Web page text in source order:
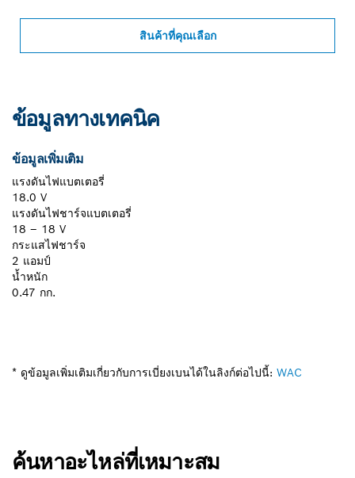
สินค้าที่คุณเลือก
ข้อมูลทางเทคนิค
ข้อมูลเพิ่มเติม
แรงดันไฟแบตเตอรี่
18.0 V
แรงดันไฟชาร์จแบตเตอรี่
18 – 18 V
กระแสไฟชาร์จ
2 แอมป์
น้ำหนัก
0.47 กก.
* ดูข้อมูลเพิ่มเติมเกี่ยวกับการเบี่ยงเบนได้ในลิงก์ต่อไปนี้: WAC
ค้นหาอะไหล่ที่เหมาะสม